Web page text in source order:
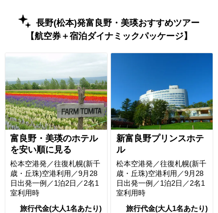
長野(松本)発富良野・美瑛おすすめツアー
【航空券＋宿泊ダイナミックパッケージ】
富良野・美瑛のホテル
を安い順に見る
松本空港発／往復札幌(新千
歳・丘珠)空港利用／9月28
日出発一例／1泊2日／2名1
室利用時
新富良野プリンスホテ
ル
松本空港発／往復札幌(新千
歳・丘珠)空港利用／9月28
日出発一例／1泊2日／2名1
室利用時